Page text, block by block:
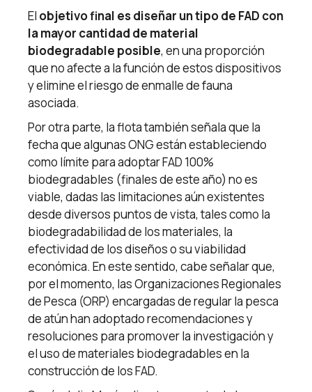
El objetivo final es diseñar un tipo de FAD con
la mayor cantidad de material
biodegradable posible, en una proporción
que no afecte a la función de estos dispositivos
y elimine el riesgo de enmalle de fauna
asociada.
Por otra parte, la flota también señala que la
fecha que algunas ONG están estableciendo
como límite para adoptar FAD 100%
biodegradables (finales de este año) no es
viable, dadas las limitaciones aún existentes
desde diversos puntos de vista, tales como la
biodegradabilidad de los materiales, la
efectividad de los diseños o su viabilidad
económica. En este sentido, cabe señalar que,
por el momento, las Organizaciones Regionales
de Pesca (ORP) encargadas de regular la pesca
de atún han adoptado recomendaciones y
resoluciones para promover la investigación y
el uso de materiales biodegradables en la
construcción de los FAD.